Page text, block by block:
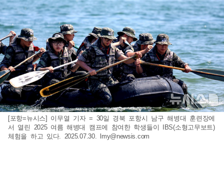
[포항=뉴시스] 이무열 기자 = 30일 경북 포항시 남구 해병대 훈련장에
서 열린 2025 여름 해병대 캠프에 참여한 학생들이 IBS(소형고무보트)
체험을 하고 있다. 2025.07.30. lmy@newsis.com